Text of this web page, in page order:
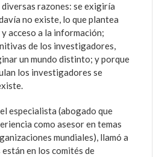
razones: se exigiría
no existe, lo que plantea
acceso a la información;
de los investigadores,
un mundo distinto; y porque
los investigadores se
especialista (abogado que
como asesor en temas
mundiales), llamó a
están en los comités de